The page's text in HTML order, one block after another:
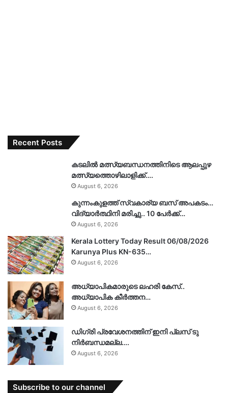
Recent Posts
കടലിൽ മത്സ്യബന്ധനത്തിനിടെ ആലപ്പുഴ
മത്സ്യത്തൊഴിലാളിക്ക്….
August 6, 2026
കുന്നംകുളത്ത് സ്വകാര്യ ബസ് അപകടം…
വിദ്യാർത്ഥിനി മരിച്ചു.. 10 പേർക്ക്…
August 6, 2026
Kerala Lottery Today Result 06/08/2026
Karunya Plus KN-635…
August 6, 2026
അധ്യാപികമാരുടെ ലഹരി കേസ്..
അധ്യാപിക കീർത്തന…
August 6, 2026
ഡിഗ്രി പ്രവേശനത്തിന് ഇനി പ്ലസ് ടു
നിർബന്ധമല്ല….
August 6, 2026
Subscribe to our channel